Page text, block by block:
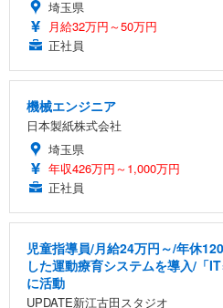
埼玉県
月給32万円～50万円
正社員
機械エンジニア
日本製紙株式会社
埼玉県
年収426万円～1,000万円
正社員
児童指導員/月給24万円～/年休
した運動療育システムを導入/「
に活動
UPDATE新江古田スタジオ